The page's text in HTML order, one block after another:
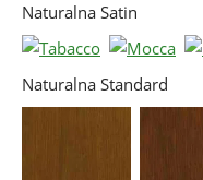
Naturalna Satin
Naturalna Standard